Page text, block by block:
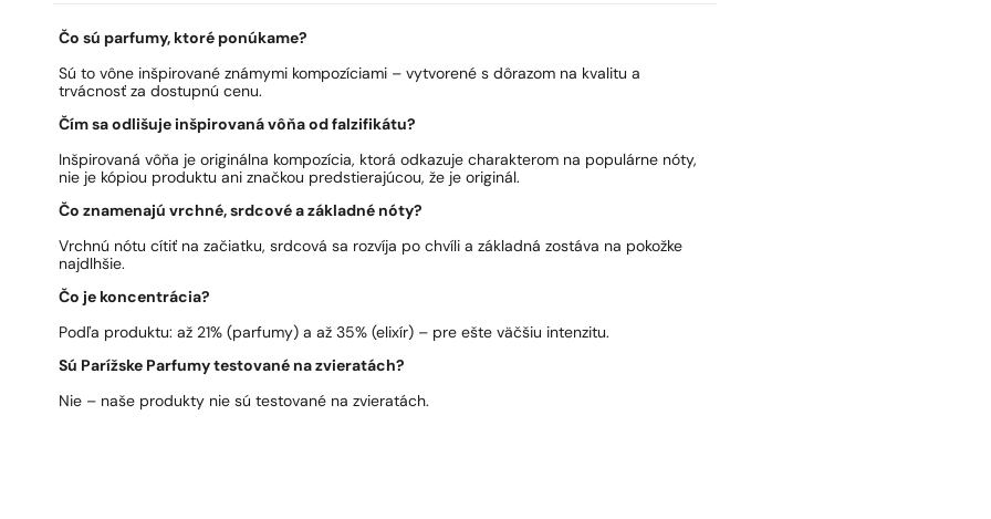
Čo sú parfumy, ktoré ponúkame?
Sú to vône inšpirované známymi kompozíciami – vytvorené s dôrazom na kvalitu a
trvácnosť za dostupnú cenu.
Čím sa odlišuje inšpirovaná vôňa od falzifikátu?
Inšpirovaná vôňa je originálna kompozícia, ktorá odkazuje charakterom na populárne nóty,
nie je kópiou produktu ani značkou predstierajúcou, že je originál.
Čo znamenajú vrchné, srdcové a základné nóty?
Vrchnú nótu cítiť na začiatku, srdcová sa rozvíja po chvíli a základná zostáva na pokožke
najdlhšie.
Čo je koncentrácia?
Podľa produktu: až 21% (parfumy) a až 35% (elixír) – pre ešte väčšiu intenzitu.
Sú Parížske Parfumy testované na zvieratách?
Nie – naše produkty nie sú testované na zvieratách.